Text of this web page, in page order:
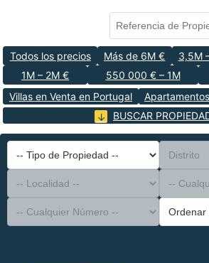
Todos los precios Más de 6M € 3,5M
1M – 2M €
550 000 € – 1M
Villas en Venta en Portugal
BUSCAR
-- Tipo
Distrito
--
--
--
Ordenar